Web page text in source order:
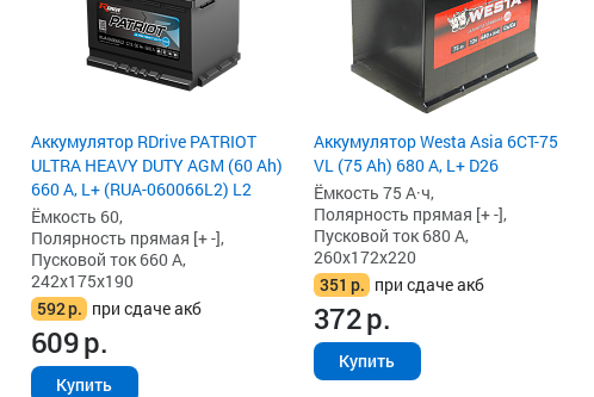
Аккумулятор RDrive PATRIOT
ULTRA HEAVY DUTY AGM (60 Ah)
660 А, L+ (RUA-060066L2) L2
Ёмкость 60,
Полярность прямая [+ -],
Пусковой ток 660 А,
242x175x190
592р. при сдаче акб
609р.
Купить
Аккумулятор Westa Asia 6СТ-75
VL (75 Ah) 680 А, L+ D26
Ёмкость 75 А·ч,
Полярность прямая [+ -],
Пусковой ток 680 А,
260x172x220
351 р. при сдаче акб
372р.
Купить